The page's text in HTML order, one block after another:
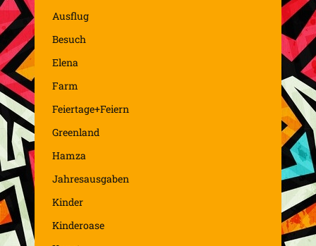
Ausflug
Besuch
Elena
Farm
Feiertage+Feiern
Greenland
Hamza
Jahresausgaben
Kinder
Kinderoase